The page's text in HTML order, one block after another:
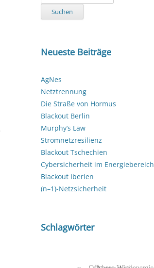
nach:
Neueste Beiträge
AgNes
Netztrennung
Die Straße von Hormus
Blackout Berlin
Murphy’s Law
Stromnetzresilienz
Blackout Tschechien
Cybersicherheit im Energiebereich
Blackout Iberien
(n–1)-Netzsicherheit
Schlagwörter